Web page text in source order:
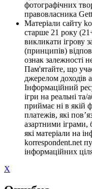
фотографічних
правовласника
Матеріали сайту
старше 21 року
викликати ігрову
(принципів)
ознак залежності
Пам'ятайте, що
джерелом доходів
Інформаційний
ігри на реальні та/
приймає ні в якій
платежів, які
азартними іграми,
які матеріали на
korrespondent.net
інформаційних
X